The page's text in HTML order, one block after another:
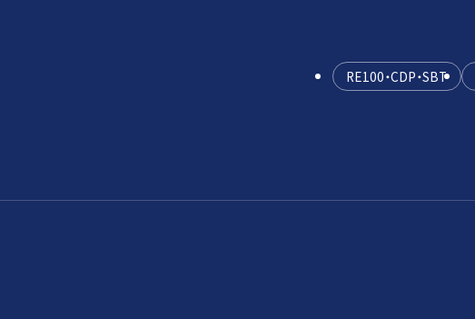
RE100・CDP・SBT